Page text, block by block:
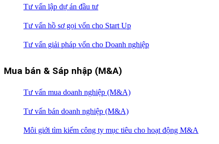
Tư vấn lập dự án đầu tư
Tư vấn hồ sơ gọi vốn cho Start Up
Tư vấn giải pháp vốn cho Doanh nghiệp
Mua bán & Sáp nhập (M&A)
Tư vấn mua doanh nghiệp (M&A)
Tư vấn bán doanh nghiệp (M&A)
Môi giới tìm kiếm công ty mục tiêu cho hoạt động M&A